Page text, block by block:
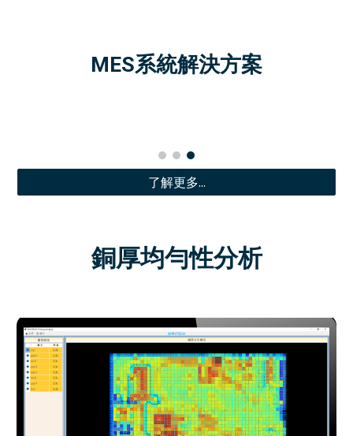
MES系統解決方案
了解更多...
銅厚均勻性分析